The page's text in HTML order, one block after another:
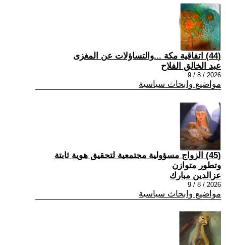
(44) اتفاقية مكة ...والتساؤلات عن المغزى
عبد الخالق الفلاح
2026 / 8 / 9
مواضيع وابحاث سياسية
(45) الزواج مسؤولية مجتمعية لتحقيق هوية ثابتة
وتطور متوازن
عزالدين مبارك
2026 / 8 / 9
مواضيع وابحاث سياسية